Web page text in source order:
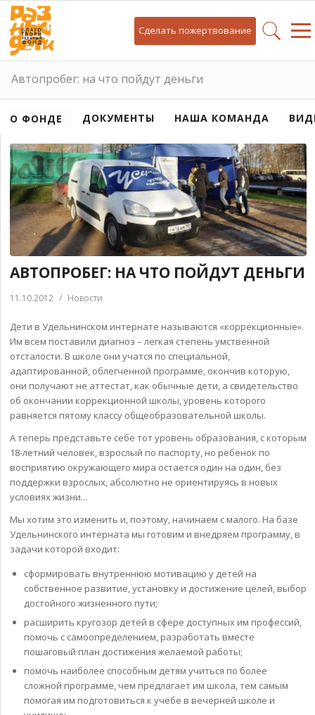
Сделать пожертвование
Автопробег: на что пойдут деньги
О ФОНДЕ ДОКУМЕНТЫ НАША КОМАНДА
АВТОПРОБЕГ: НА ЧТО ПОЙДУТ ДЕНЬГИ
11.10.2012 / Новости
Дети в Удельнинском интернате называются «коррекционные».
Им всем поставили диагноз – легкая степень умственной
отсталости. В школе они учатся по специальной,
адаптированной, облегченной программе, окончив которую,
они получают не аттестат, как обычные дети, а свидетельство
об окончании коррекционной школы, уровень которого
равняется пятому классу общеобразовательной школы.
А теперь представьте себе тот уровень образования, с которым
18-летний человек, взрослый по паспорту, но ребенок по
восприятию окружающего мира остается один на один, без
поддержки взрослых, абсолютно не ориентируясь в новых
условиях жизни...
Мы хотим это изменить и, поэтому, начинаем с малого. На базе
Удельнинского интерната мы готовим и внедряем программу, в
задачи которой входит:
сформировать внутреннюю мотивацию у детей на
собственное развитие, установку и достижение целей, выбор
достойного жизненного пути;
расширить кругозор детей в сфере доступных им профессий,
помочь с самоопределением, разработать вместе
пошаговый план достижения желаемой работы;
помочь наиболее способным детям учиться по более
сложной программе, чем предлагает им школа, тем самым
помогая им подготовиться к учебе в вечерней школе и